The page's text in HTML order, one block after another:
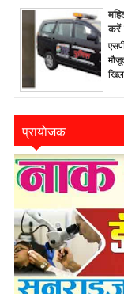
करें
प्रायोजक